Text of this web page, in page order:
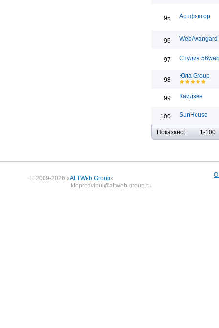
95 Артфактор
96 WebAvangard
97 Студия 56web
98
Юла Group
99 Кайдзен
100 SunHouse
Показано: 1-100
© 2009-2026 «ALTWeb Group»
ktoprodvinul@altweb-group.ru
О